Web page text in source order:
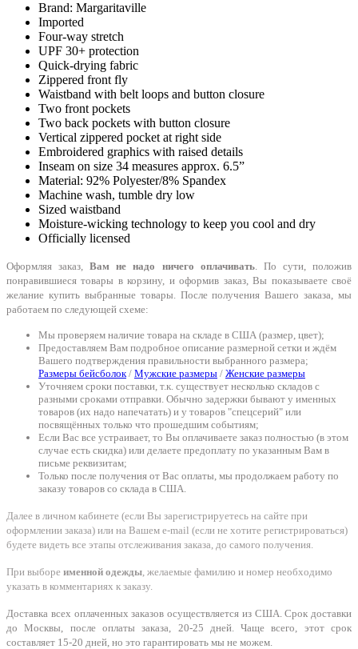
Brand: Margaritaville
Imported
Four-way stretch
UPF 30+ protection
Quick-drying fabric
Zippered front fly
Waistband with belt loops and button closure
Two front pockets
Two back pockets with button closure
Vertical zippered pocket at right side
Embroidered graphics with raised details
Inseam on size 34 measures approx. 6.5”
Material: 92% Polyester/8% Spandex
Machine wash, tumble dry low
Sized waistband
Moisture-wicking technology to keep you cool and dry
Officially licensed
Оформляя заказ,Вам не надо ничего оплачивать. По сути, положив
понравившиеся товары в корзину, и оформив заказ, Вы показываете своё
желание купить выбранные товары. После получения Вашего заказа, мы
работаем по следующей схеме:
Мы проверяем наличие товара на складе в США (размер, цвет);
Предоставляем Вам подробное описание размерной сетки и ждём
Вашего подтверждения правильности выбранного размера;
Размеры бейсболок/ Мужские размеры / Женские размеры
Уточняем сроки поставки, т.к. существует несколько складов с
разными сроками отправки. Обычно задержки бывают у именных
товаров (их надо напечатать) и у товаров "спецсерий" или
посвящённых только что прошедшим событиям;
Если Вас все устраивает, то Вы оплачиваете заказ полностью (в этом
случае есть скидка) или делаете предоплату по указанным Вам в
письме реквизитам;
Только после получения от Вас оплаты, мы продолжаем работу по
заказу товаров со склада в США.
Далее в личном кабинете (если Вы зарегистрируетесь на сайте при
оформлении заказа) или на Вашем e-mail (если не хотите регистрироваться)
будете видеть все этапы отслеживания заказа, до самого получения.
При выборе именной одежды, желаемые фамилию и номер необходимо
указать в комментариях к заказу.
Доставка всех оплаченных заказов осуществляется из США. Срок доставки
до Москвы, после оплаты заказа, 20-25 дней. Чаще всего, этот срок
составляет 15-20 дней, но это гарантировать мы не можем.